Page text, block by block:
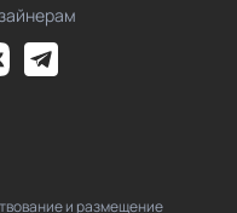
и размещение